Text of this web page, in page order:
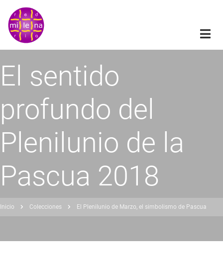
Pasar
contenido
principal
El sentido
profundo del
Plenilunio de la
Pascua 2018
Inicio Colecciones El Plenilunio de Marzo, el simbolismo de Pascua